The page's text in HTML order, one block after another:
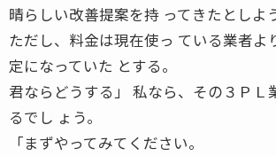
晴らしい改善提案を持 ってきたとしよう
ただし、料金は現在使っ ている業者よ
定になっていた とする。
君ならどうする」 私なら、その３ＰＬ
るでし ょう。
「まずやってみてください。